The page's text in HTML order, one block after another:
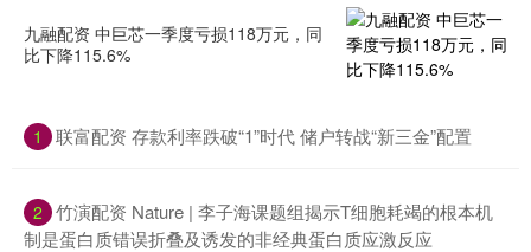
九融配资 中巨芯一季度亏损118万元，同
比下降115.6%
1 联富配资 存款利率跌破“1”时代 储户转战“新三金”配置
2 竹演配资 Nature | 李子海课题组揭示T细胞耗竭的根本机
制是蛋白质错误折叠及诱发的非经典蛋白质应激反应